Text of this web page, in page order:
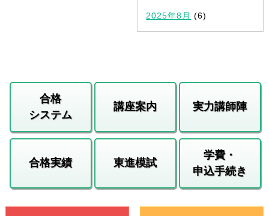
2025年8月 (6)
合格
システム
講座案内 実力講師陣
合格実績 東進模試
学費・
申込手続き